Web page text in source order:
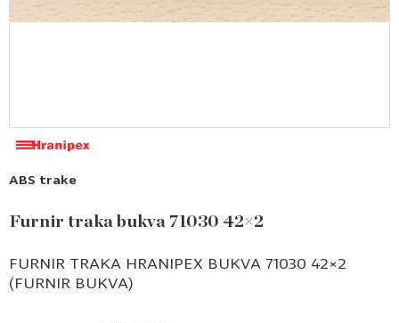
ABS trake
Furnir traka bukva 71030 42×2
FURNIR TRAKA HRANIPEX BUKVA 71030 42×2
(FURNIR BUKVA)